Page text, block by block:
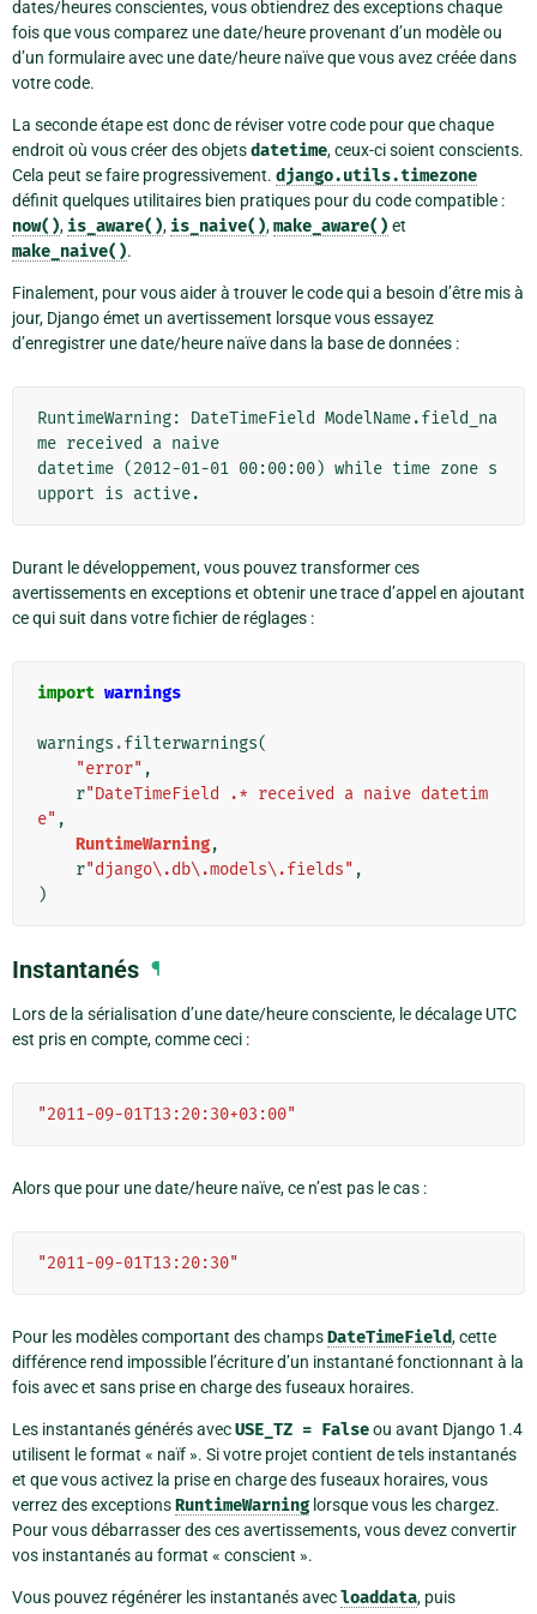
dates/heures conscientes, vous obtiendrez des exceptions chaque
fois que vous comparez une date/heure provenant d’un modèle ou
d’un formulaire avec une date/heure naïve que vous avez créée dans
votre code.
La seconde étape est donc de réviser votre code pour que chaque
endroit où vous créer des objetsdatetime, ceux-ci soient conscients.
Cela peut se faire progressivement. django.utils.timezone
définit quelques utilitaires bien pratiques pour du code compatible :
now(), is_aware(), is_naive(),make_aware() et
make_naive().
Finalement, pour vous aider à trouver le code qui a besoin d’être mis à
jour, Django émet un avertissement lorsque vous essayez
d’enregistrer une date/heure naïve dans la base de données :
RuntimeWarning: DateTimeField ModelName.field_na
me received a naive
datetime (2012-01-01 00:00:00) while time zone s
upport is active.
Durant le développement, vous pouvez transformer ces
avertissements en exceptions et obtenir une trace d’appel en ajoutant
ce qui suit dans votre fichier de réglages :
import warnings
warnings .filterwarnings(
"error" ,
r"DateTimeField .* received a naive datetim
e" ,
RuntimeWarning,
r"django\.db\.models\.fields" ,
)
Instantanés ¶
Lors de la sérialisation d’une date/heure consciente, le décalage UTC
est pris en compte, comme ceci :
"2011-09-01T13:20:30+03:00"
Alors que pour une date/heure naïve, ce n’est pas le cas :
"2011-09-01T13:20:30"
Pour les modèles comportant des champsDateTimeField, cette
différence rend impossible l’écriture d’un instantané fonctionnant à la
fois avec et sans prise en charge des fuseaux horaires.
Les instantanés générés avecUSE_TZ = Falseou avant Django 1.4
utilisent le format « naïf ». Si votre projet contient de tels instantanés
et que vous activez la prise en charge des fuseaux horaires, vous
verrez des exceptionsRuntimeWarning lorsque vous les chargez.
Pour vous débarrasser des ces avertissements, vous devez convertir
vos instantanés au format « conscient ».
Vous pouvez régénérer les instantanés avecloaddata, puis